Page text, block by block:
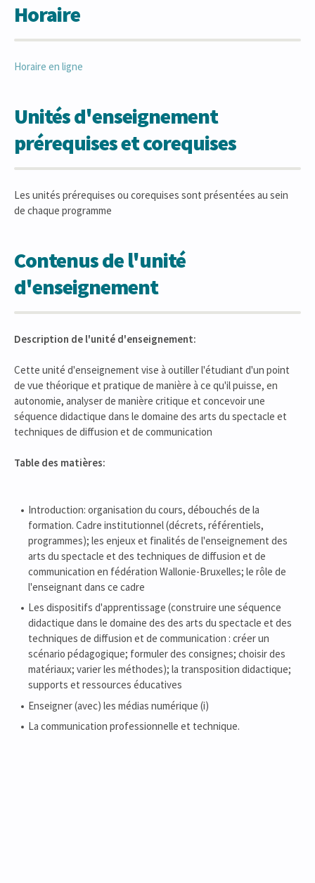
Horaire
Horaire en ligne
Unités d'enseignement
prérequises et corequises
Les unités prérequises ou corequises sont présentées au sein
de chaque programme
Contenus de l'unité
d'enseignement
Description de l'unité d'enseignement:
Cette unité d'enseignement vise à outiller l'étudiant d'un point
de vue théorique et pratique de manière à ce qu'il puisse, en
autonomie, analyser de manière critique et concevoir une
séquence didactique dans le domaine des arts du spectacle et
techniques de diffusion et de communication
Table des matières:
Introduction: organisation du cours, débouchés de la
formation. Cadre institutionnel (décrets, référentiels,
programmes); les enjeux et finalités de l'enseignement des
arts du spectacle et des techniques de diffusion et de
communication en fédération Wallonie-Bruxelles; le rôle de
l'enseignant dans ce cadre
Les dispositifs d'apprentissage (construire une séquence
didactique dans le domaine des des arts du spectacle et des
techniques de diffusion et de communication : créer un
scénario pédagogique; formuler des consignes; choisir des
matériaux; varier les méthodes); la transposition didactique;
supports et ressources éducatives
Enseigner (avec) les médias numérique (i)
La communication professionnelle et technique.